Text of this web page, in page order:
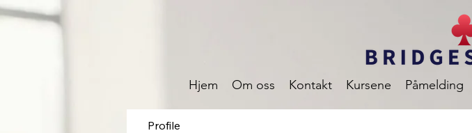
Hjem Om oss Kontakt Kursene Påmelding
Profile